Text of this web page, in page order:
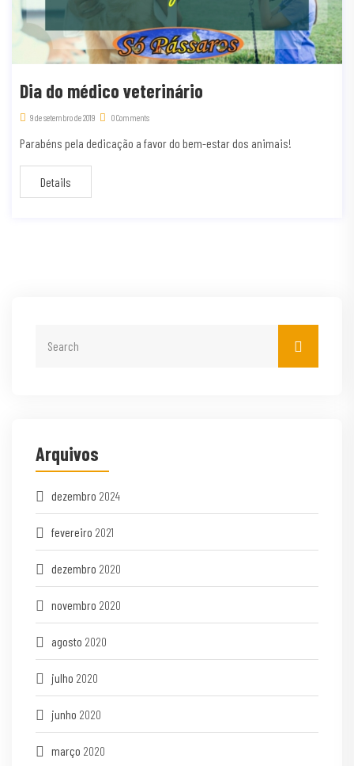
Dia do médico veterinário
9 de setembro de 2019 0 Comments
Parabéns pela dedicação a favor do bem-estar dos animais!
Details
Arquivos
dezembro 2024
fevereiro 2021
dezembro 2020
novembro 2020
agosto 2020
julho 2020
junho 2020
março 2020